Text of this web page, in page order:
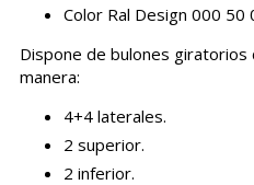
Color Ral Design 000 50
Dispone de bulones
manera:
4+4 laterales.
2 superior.
2 inferior.